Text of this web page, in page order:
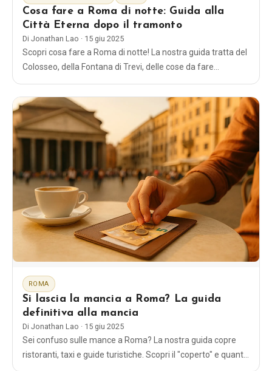
Cosa fare a Roma di notte: Guida alla
Città Eterna dopo il tramonto
Di Jonathan Lao · 15 giu 2025
Scopri cosa fare a Roma di notte! La nostra guida tratta del
Colosseo, della Fontana di Trevi, delle cose da fare
nel 2026.
ROMA
Si lascia la mancia a Roma? La guida
definitiva alla mancia
Di Jonathan Lao · 15 giu 2025
Sei confuso sulle mance a Roma? La nostra guida copre
ristoranti, taxi e guide turistiche. Scopri il "coperto" e quanto